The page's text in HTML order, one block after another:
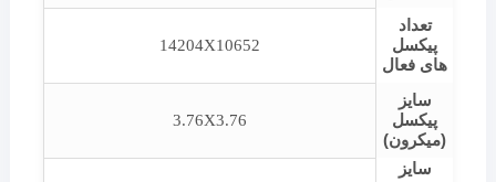
تعداد
پیکسل
های فعال
14204X10652
سایز
پیکسل
(میکرون)
3.76X3.76
سایز